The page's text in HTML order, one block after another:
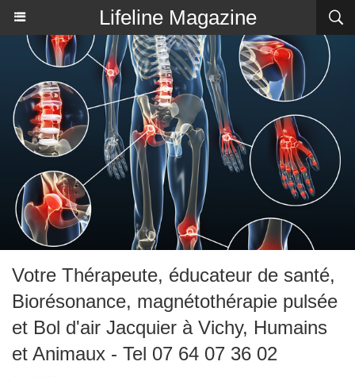
Lifeline Magazine
Votre Thérapeute, éducateur de santé,
Biorésonance, magnétothérapie pulsée
et Bol d'air Jacquier à Vichy, Humains
et Animaux - Tel 07 64 07 36 02